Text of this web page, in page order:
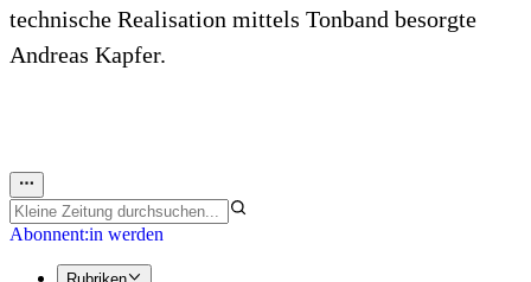
technische Realisation mittels Tonband besorgte
Andreas Kapfer.
Abonnent:in werden